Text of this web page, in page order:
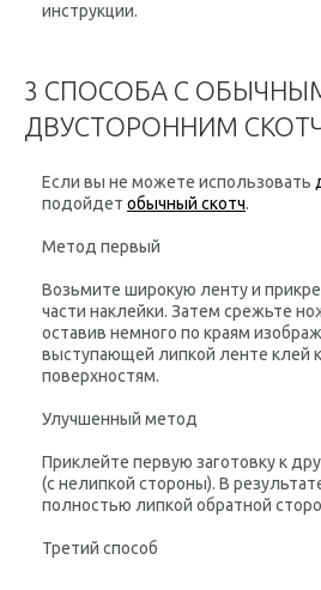
инструкции.
3 СПОСОБА С
ДВУСТОРОННИМ
Если вы не можете использовать
подойдет обычный скотч.
Метод первый
Возьмите широкую ленту и
части наклейки. Затем срежьте
оставив немного по краям
выступающей липкой ленте клей
поверхностям.
Улучшенный метод
Приклейте первую заготовку к
(с нелипкой стороны). В
полностью липкой обратной
Третий способ